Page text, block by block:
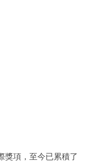
獎項，至今已累積了